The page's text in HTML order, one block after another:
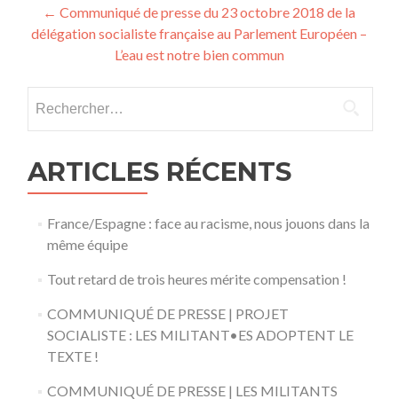
Navigation
de
l’article
← Communiqué de presse du 23 octobre 2018 de la
délégation socialiste française au Parlement Européen –
L’eau est notre bien commun
ARTICLES RÉCENTS
France/Espagne : face au racisme, nous jouons dans la
même équipe
Tout retard de trois heures mérite compensation !
COMMUNIQUÉ DE PRESSE | PROJET
SOCIALISTE : LES MILITANT•ES ADOPTENT LE
TEXTE !
COMMUNIQUÉ DE PRESSE | LES MILITANTS